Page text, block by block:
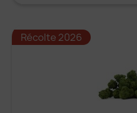
Récolte 2026